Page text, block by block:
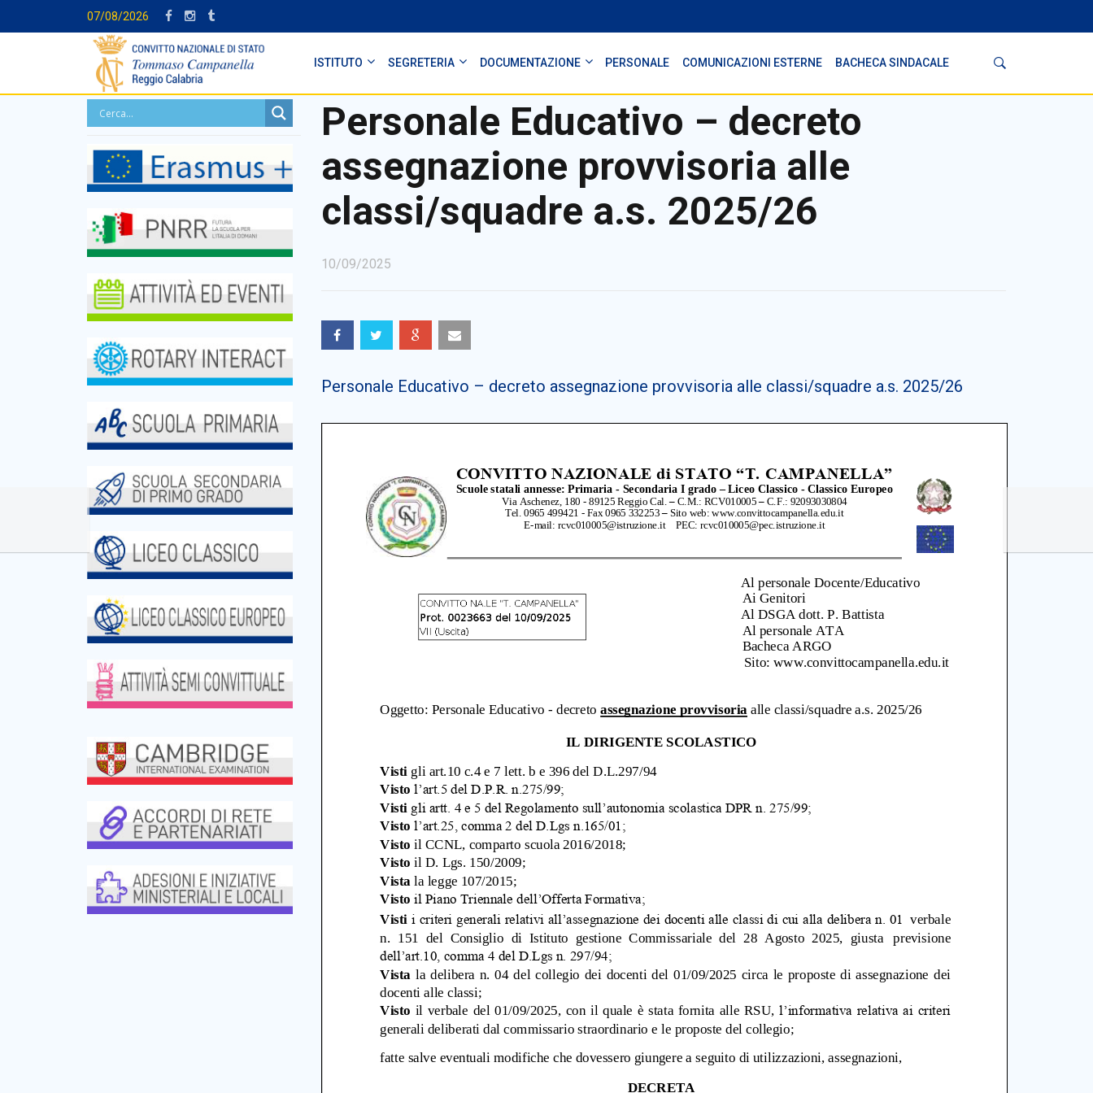
07/08/2026
ISTITUTO SEGRETERIA DOCUMENTAZIONE PERSONALE COMUNICAZIONI ESTERNE BACHECA SINDACALE
Personale Educativo – decreto
assegnazione provvisoria alle
classi/squadre a.s. 2025/26
10/09/2025
Personale Educativo – decreto assegnazione provvisoria alle classi/squadre a.s. 2025/26